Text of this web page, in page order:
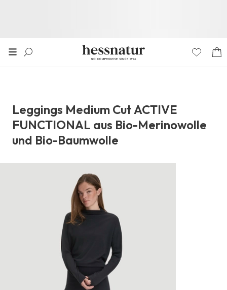
Leggings Medium Cut ACTIVE
FUNCTIONAL aus Bio-Merinowolle
und Bio-Baumwolle